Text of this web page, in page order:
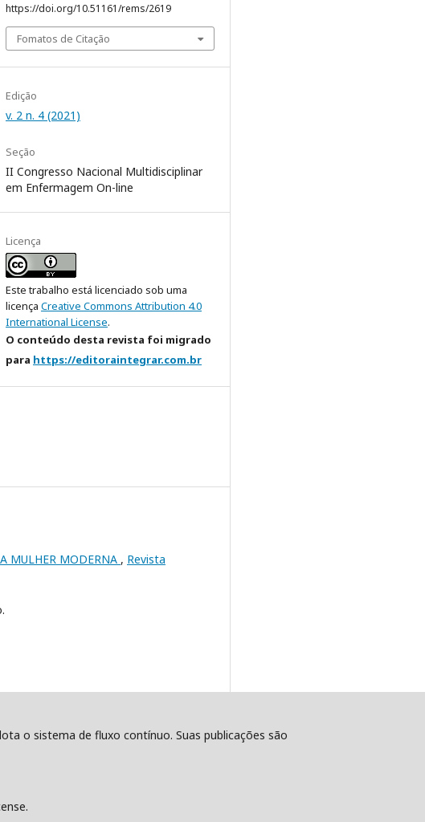
https://doi.org/10.51161/rems/2619
Fomatos de Citação
Edição
v. 2 n. 4 (2021)
Seção
II Congresso Nacional Multidisciplinar
em Enfermagem On-line
Licença
Este trabalho está licenciado sob uma
licença Creative Commons Attribution 4.0
International License.
O conteúdo desta revista foi migrado
para https://editoraintegrar.com.br
MULHER MODERNA , Revista
o sistema de fluxo contínuo. Suas publicações são